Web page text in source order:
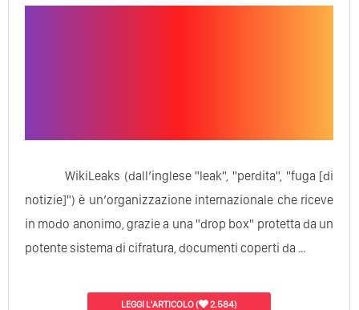
WikiLeaks (dall’inglese "leak", "perdita", "fuga [di
notizie]") è un’organizzazione internazionale che riceve
in modo anonimo, grazie a una "drop box" protetta da un
potente sistema di cifratura, documenti coperti da …
LEGGI L'ARTICOLO( 2.584)